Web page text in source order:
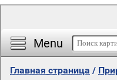
Menu
Главная страница /